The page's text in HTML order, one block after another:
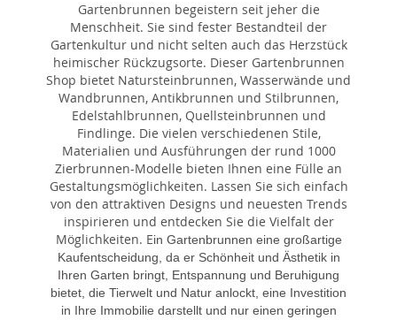
Gartenbrunnen begeistern seit jeher die
Menschheit. Sie sind fester Bestandteil der
Gartenkultur und nicht selten auch das Herzstück
heimischer Rückzugsorte. Dieser Gartenbrunnen
Shop bietet Natursteinbrunnen, Wasserwände und
Wandbrunnen, Antikbrunnen und Stilbrunnen,
Edelstahlbrunnen, Quellsteinbrunnen und
Findlinge. Die vielen verschiedenen Stile,
Materialien und Ausführungen der rund 1000
Zierbrunnen-Modelle bieten Ihnen eine Fülle an
Gestaltungsmöglichkeiten. Lassen Sie sich einfach
von den attraktiven Designs und neuesten Trends
inspirieren und entdecken Sie die Vielfalt der
Möglichkeiten. Ein Gartenbrunnen eine großartige
Kaufentscheidung, da er Schönheit und Ästhetik in
Ihren Garten bringt, Entspannung und Beruhigung
bietet, die Tierwelt und Natur anlockt, eine Investition
in Ihre Immobilie darstellt und nur einen geringen